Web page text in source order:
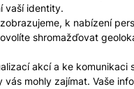
vaší identity.
k nabízení
shromažďovat
akcí a ke
mohly zajímat. Vaše